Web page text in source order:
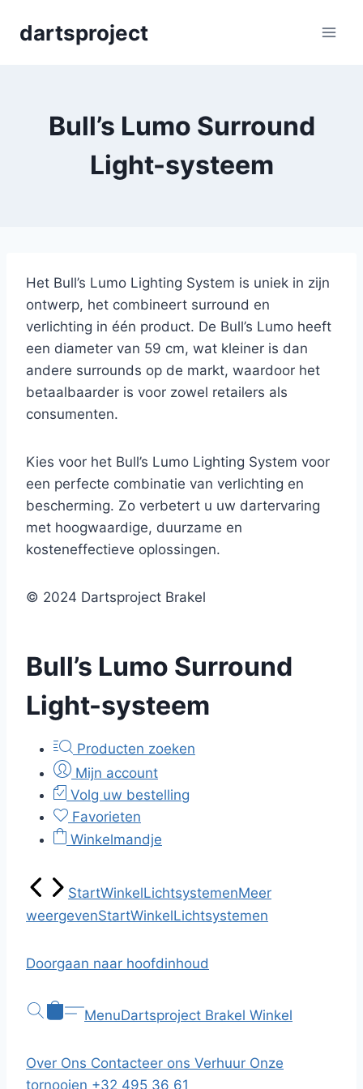
dartsproject
Bull’s Lumo Surround
Light-systeem
Het Bull’s Lumo Lighting System is uniek in zijn
ontwerp, het combineert surround en
verlichting in één product. De Bull’s Lumo heeft
een diameter van 59 cm, wat kleiner is dan
andere surrounds op de markt, waardoor het
betaalbaarder is voor zowel retailers als
consumenten.
Kies voor het Bull’s Lumo Lighting System voor
een perfecte combinatie van verlichting en
bescherming. Zo verbetert u uw dartervaring
met hoogwaardige, duurzame en
kosteneffectieve oplossingen.
© 2024 Dartsproject Brakel
Bull’s Lumo Surround
Light-systeem
Producten zoeken
Mijn account
Volg uw bestelling
Favorieten
Winkelmandje
StartWinkelLichtsystemenMeer
weergevenStartWinkelLichtsystemen
Doorgaan naar hoofdinhoud
MenuDartsproject Brakel Winkel
Over Ons Contacteer ons Verhuur Onze
tornooien +32 495 36 61